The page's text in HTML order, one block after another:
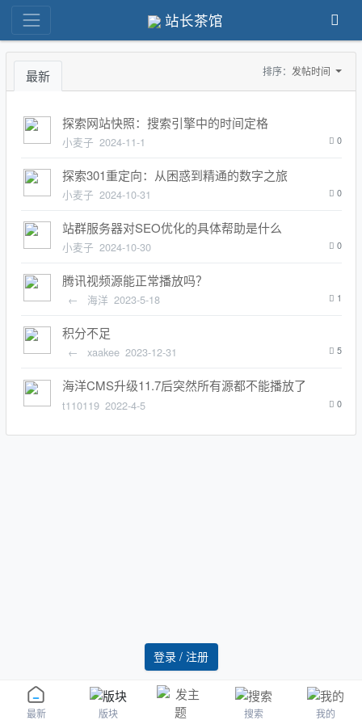
最新 版块 搜索 我的
登录 / 注册
站长茶馆
最新 排序： 发帖时间
探索网站快照：搜索引擎中的时间定格
小麦子 2024-11-1 0
探索301重定向：从困惑到精通的数字之旅
小麦子 2024-10-31 0
站群服务器对SEO优化的具体帮助是什么
小麦子 2024-10-30 0
腾讯视频源能正常播放吗？
← 海洋 2023-5-18 1
积分不足
← xaakee 2023-12-31 5
海洋CMS升级11.7后突然所有源都不能播放了
t110119 2022-4-5 0